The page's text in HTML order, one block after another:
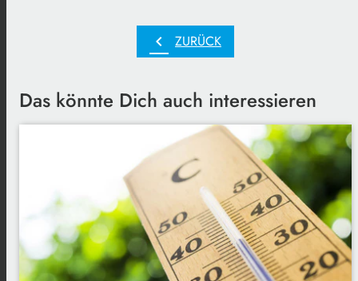
chevron_left ZURÜCK
Das könnte Dich auch interessieren